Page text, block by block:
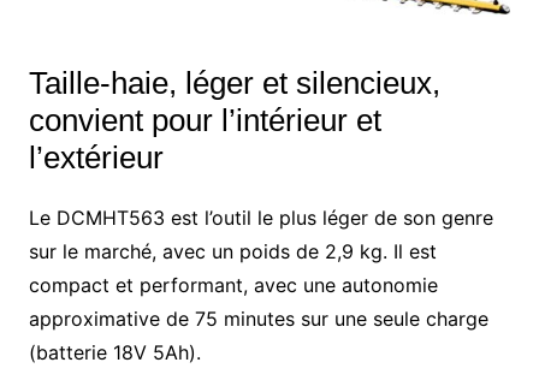
Taille-haie, léger et silencieux,
convient pour l’intérieur et
l’extérieur
Le DCMHT563 est l’outil le plus léger de son genre
sur le marché, avec un poids de 2,9 kg. Il est
compact et performant, avec une autonomie
approximative de 75 minutes sur une seule charge
(batterie 18V 5Ah).